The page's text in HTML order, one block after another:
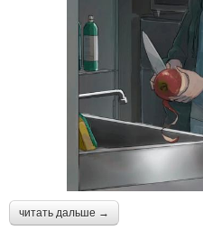
читать дальше →